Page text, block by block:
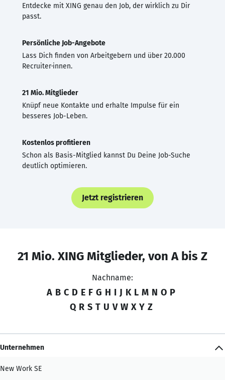
Entdecke mit XING genau den Job, der wirklich zu Dir
passt.
Persönliche Job-Angebote
Lass Dich finden von Arbeitgebern und über 20.000
Recruiter·innen.
21 Mio. Mitglieder
Knüpf neue Kontakte und erhalte Impulse für ein
besseres Job-Leben.
Kostenlos profitieren
Schon als Basis-Mitglied kannst Du Deine Job-Suche
deutlich optimieren.
Jetzt registrieren
21 Mio. XING Mitglieder, von A bis Z
Nachname:
A B C D E F G H I J K L M N O P
Q R S T U V W X Y Z
Unternehmen
New Work SE